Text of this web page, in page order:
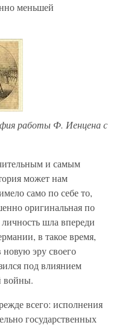
меньшей
работы Ф. Иенцена с
и самым
может нам
само по себе то,
оригинальная по
шла впереди
в такое время,
эру своего
под влиянием
войны.
всего: исполнения
государственных